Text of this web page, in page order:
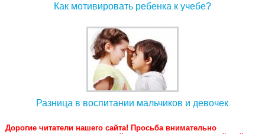
Как мотивировать ребенка к учебе?
Разница в воспитании мальчиков и девочек
Дорогие читатели нашего сайта! Просьба внимательно